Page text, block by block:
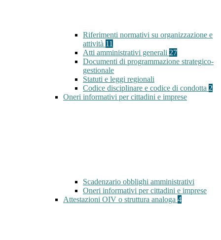
Riferimenti normativi su organizzazione e
attività 11
Atti amministrativi generali 27
Documenti di programmazione strategico-
gestionale
Statuti e leggi regionali
Codice disciplinare e codice di condotta 2
Oneri informativi per cittadini e imprese
Scadenzario obblighi amministrativi
Oneri informativi per cittadini e imprese
Attestazioni OIV o struttura analoga 4